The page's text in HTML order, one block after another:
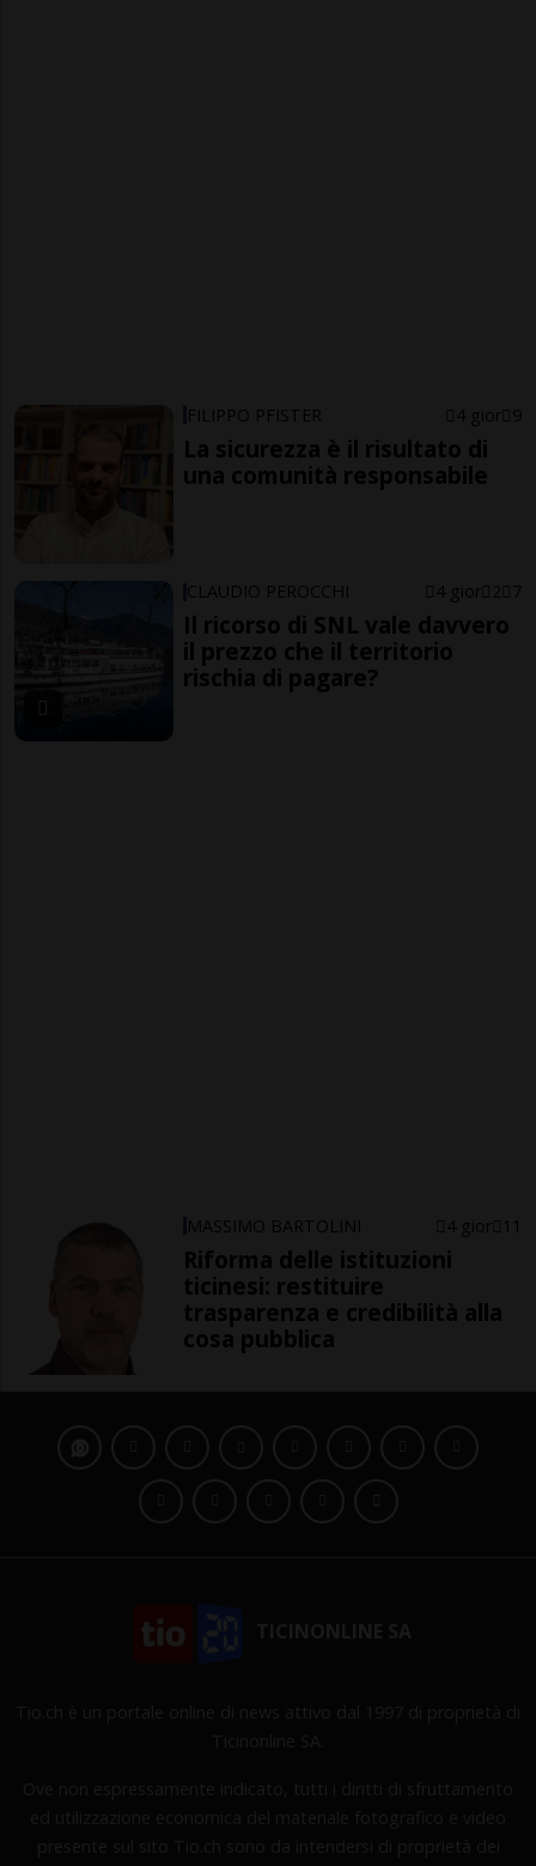
FILIPPO PFISTER 4 gior 9
La sicurezza è il risultato di
una comunità responsabile
CLAUDIO PEROCCHI 4 gior 2 7
Il ricorso di SNL vale davvero
il prezzo che il territorio
rischia di pagare?
MASSIMO BARTOLINI 4 gior 11
Riforma delle istituzioni
ticinesi: restituire
trasparenza e credibilità alla
cosa pubblica